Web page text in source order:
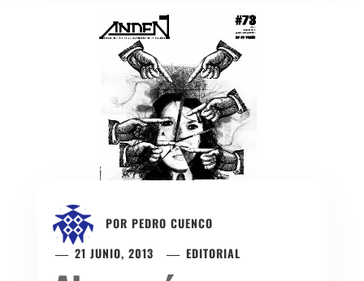
POR PEDRO CUENCO
21 JUNIO, 2013
EDITORIAL